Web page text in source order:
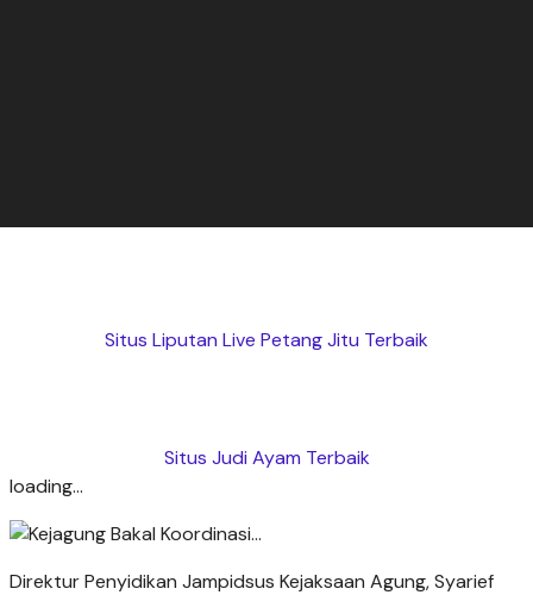
Situs Liputan Live Petang Jitu Terbaik
Situs Judi Ayam Terbaik
loading...
Direktur Penyidikan Jampidsus Kejaksaan Agung, Syarief